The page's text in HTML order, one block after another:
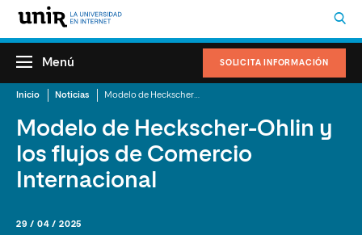
SOLICITA INFORMACIÓN
Menú
Inicio Noticias
Modelo de Heckscher-Ohlin y
los flujos de Comercio
Internacional
29 / 04 / 2025